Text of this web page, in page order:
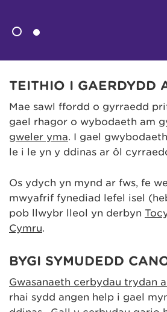
TEITHIO I GAERDYDD
Mae sawl ffordd o gyrraedd
gael rhagor o wybodaeth am
gweler yma. I gael
le i le yn y ddinas ar ôl
Os ydych yn mynd ar fws, fe
mwyafrif fynediad lefel isel
pob llwybr lleol yn derbyn
Cymru.
BYGI SYMUDEDD
Gwasanaeth cerbydau trydan
rhai sydd angen help i gael